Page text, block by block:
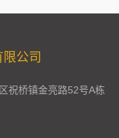
公司
桥镇金亮路52号A栋